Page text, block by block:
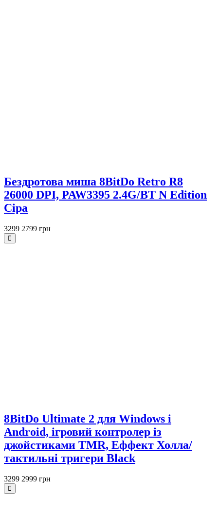
Бездротова миша 8BitDo Retro R8
26000 DPI, PAW3395 2.4G/BT N Edition
Сіра
3299 2799 грн
8BitDo Ultimate 2 для Windows і
Android, ігровий контролер із
джойстиками TMR, Еффект Холла/
тактильні тригери Black
3299 2999 грн